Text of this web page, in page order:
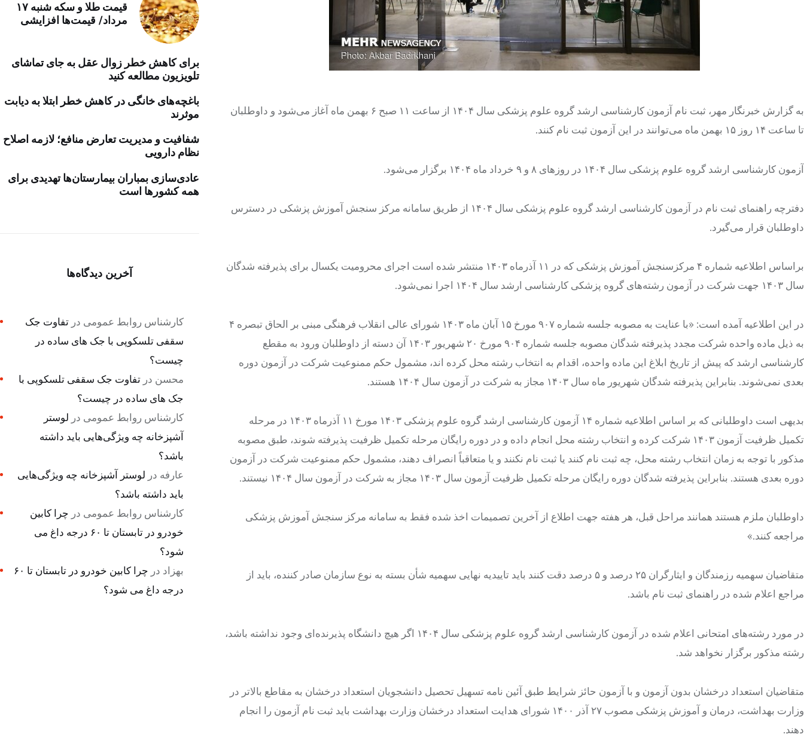
به گزارش خبرنگار مهر، ثبت نام آزمون کارشناسی ارشد گروه علوم پزشکی سال ۱۴۰۴ از ساعت ۱۱ صبح ۶ بهمن ماه آغاز می‌شود و داوطلبان
تا ساعت ۱۴ روز ۱۵ بهمن ماه می‌توانند در این آزمون ثبت نام کنند.
آزمون کارشناسی ارشد گروه علوم پزشکی سال ۱۴۰۴ در روزهای ٨ و ٩ خرداد ماه ۱۴۰۴ برگزار می‌شود.
دفترچه راهنمای ثبت نام در آزمون کارشناسی ارشد گروه علوم پزشکی سال ۱۴۰۴ از طریق سامانه مرکز سنجش آموزش پزشکی در دسترس
داوطلبان قرار می‌گیرد.
براساس اطلاعیه شماره ۴ مرکزسنجش
آموزش پزشکی که در ۱۱ آذرماه ۱۴۰۳ منتشر شده است اجرای محرومیت یکسال برای پذیرفته شدگان
سال ۱۴۰۳ جهت شرکت در آزمون رشته‌های گروه پزشکی کارشناسی ارشد سال ۱۴۰۴ اجرا نمی‌شود.
در این اطلاعیه آمده است: «با عنایت به مصوبه جلسه شماره ۹۰۷ مورخ ۱۵ آبان ماه ۱۴۰۳ شورای عالی انقلاب فرهنگی مبنی بر الحاق تبصره ۴
به ذیل ماده واحده شرکت مجدد پذیرفته شدگان مصوبه جلسه شماره ۹۰۴ مورخ ۲۰ شهریور ۱۴۰۳ آن دسته از داوطلبان ورود به مقطع
کارشناسی ارشد که پیش از تاریخ ابلاغ این ماده واحده، اقدام به انتخاب رشته محل کرده اند، مشمول حکم ممنوعیت شرکت در آزمون دوره
بعدی نمی‌شوند. بنابراین پذیرفته شدگان شهریور ماه سال ۱۴۰۳ مجاز به شرکت در آزمون سال ۱۴۰۴ هستند.
بدیهی است داوطلبانی که بر اساس اطلاعیه شماره ۱۴ آزمون کارشناسی ارشد گروه علوم پزشکی ۱۴۰۳ مورخ ۱۱ آذرماه ۱۴۰۳ در مرحله
تکمیل ظرفیت آزمون ۱۴۰۳ شرکت کرده و انتخاب رشته محل انجام داده و در دوره رایگان مرحله تکمیل ظرفیت پذیرفته شوند، طبق مصوبه
مذکور با توجه به زمان انتخاب رشته محل، چه ثبت نام کنند یا ثبت نام نکنند و یا متعاقباً انصراف دهند، مشمول حکم ممنوعیت شرکت در آزمون
دوره بعدی هستند. بنابراین پذیرفته شدگان دوره رایگان مرحله تکمیل ظرفیت آزمون سال ۱۴۰۳ مجاز به شرکت در آزمون سال ۱۴۰۴ نیستند.
داوطلبان ملزم هستند همانند مراحل قبل، هر هفته جهت اطلاع از آخرین تصمیمات اخذ شده فقط به سامانه مرکز سنجش آموزش پزشکی
مراجعه کنند.»
متقاضیان سهمیه رزمندگان و ایثارگران ۲۵ درصد و ۵ درصد دقت کنند باید تاییدیه نهایی سهمیه شأن بسته به نوع سازمان صادر کننده، باید از
مراجع اعلام شده در راهنمای ثبت نام باشد.
در مورد رشته‌های امتحانی اعلام شده در آزمون کارشناسی ارشد گروه علوم پزشکی سال ۱۴۰۴ اگر هیچ دانشگاه پذیرنده‌ای وجود نداشته باشد،
رشته مذکور برگزار نخواهد شد.
متقاضیان استعداد درخشان بدون آزمون و با آزمون حائز شرایط طبق آئین نامه تسهیل تحصیل دانشجویان استعداد درخشان به مقاطع بالاتر در
وزارت بهداشت، درمان و آموزش پزشکی مصوب ۲۷ آذر ۱۴۰۰ شورای هدایت استعداد درخشان وزارت بهداشت باید ثبت نام آزمون را انجام
دهند.
قیمت طلا و سکه شنبه ۱۷
مرداد/ قیمت‌ها افزایشی
برای کاهش خطر زوال عقل به جای تماشای
تلویزیون مطالعه کنید
باغچه‌های خانگی در کاهش خطر ابتلا به دیابت
موثرند
شفافیت و مدیریت تعارض منافع؛ لازمه اصلاح
نظام دارویی
عادی‌سازی بمباران بیمارستان‌ها تهدیدی برای
همه کشورها است
آخرین دیدگاه‌ها
کارشناس روابط عمومی در تفاوت جک
سقفی تلسکوپی با جک های ساده در
چیست؟
محسن در تفاوت جک سقفی تلسکوپی با
جک های ساده در چیست؟
کارشناس روابط عمومی در لوستر
آشپزخانه چه ویژگی‌هایی باید داشته
باشد؟
عارفه در لوستر آشپزخانه چه ویژگی‌هایی
باید داشته باشد؟
کارشناس روابط عمومی در چرا کابین
خودرو در تابستان تا ۶۰ درجه داغ می
شود؟
بهزاد در
چرا کابین خودرو در تابستان تا ۶۰
درجه داغ می شود؟